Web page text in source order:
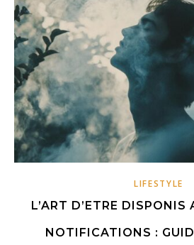
LIFESTYLE
L’ART D’ETRE DISPONIS
NOTIFICATIONS :